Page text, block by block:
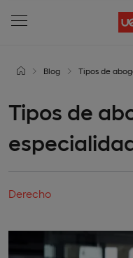
Blog Tipos de
Tipos de
Derecho